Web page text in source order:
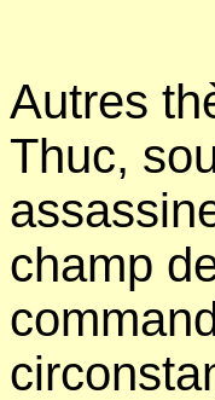
Autres
Thuc,
champ